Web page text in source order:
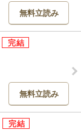
無料立読み
無料立読み